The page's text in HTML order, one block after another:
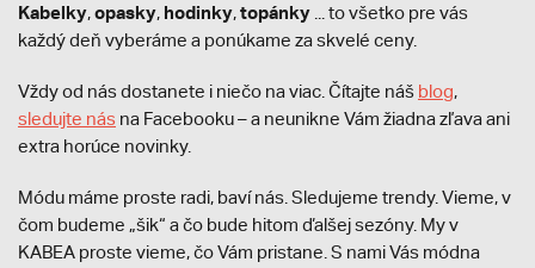
Kabelky,opasky, hodinky,topánky ... to všetko pre vás
každý deň vyberáme a ponúkame za skvelé ceny.
Vždy od nás dostanete i niečo na viac. Čítajte náš blog,
sledujte nás na Facebooku – a neunikne Vám žiadna zľava ani
extra horúce novinky.
Módu máme proste radi, baví nás. Sledujeme trendy. Vieme, v
čom budeme „šik“ a čo bude hitom ďalšej sezóny. My v
KABEA proste vieme, čo Vám pristane. S nami Vás módna